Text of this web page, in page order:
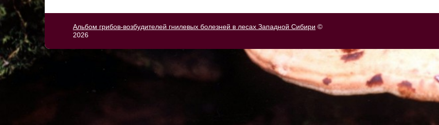
Альбом грибов-возбудителей гнилевых болезней в лесах Западной Сибири ©
2026